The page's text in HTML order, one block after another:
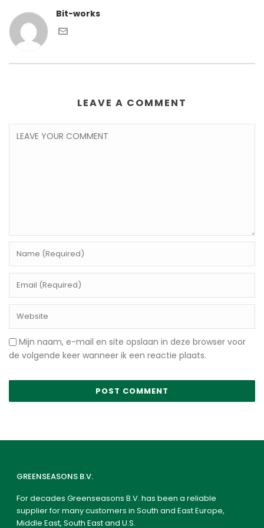
Bit-works
LEAVE A COMMENT
Mijn naam, e-mail en site opslaan in deze browser voor
de volgende keer wanneer ik een reactie plaats.
GREENSEASONS B.V.
For decades Greenseasons B.V. has been a reliable
supplier for many customers in South and East Europe,
Middle East, South East and U.S.